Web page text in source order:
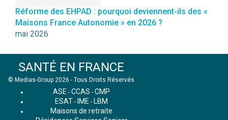
Réforme des EHPAD : pourquoi deviennent-ils des «
Maisons France Autonomie » en 2026 ?
mai 2026
SANTÉ EN FRANCE
© Medias-Group 2026 - Tous Droits Réservés
ASE - CCAS - CMP
ESAT - IME - LBM
Maisons de retraite